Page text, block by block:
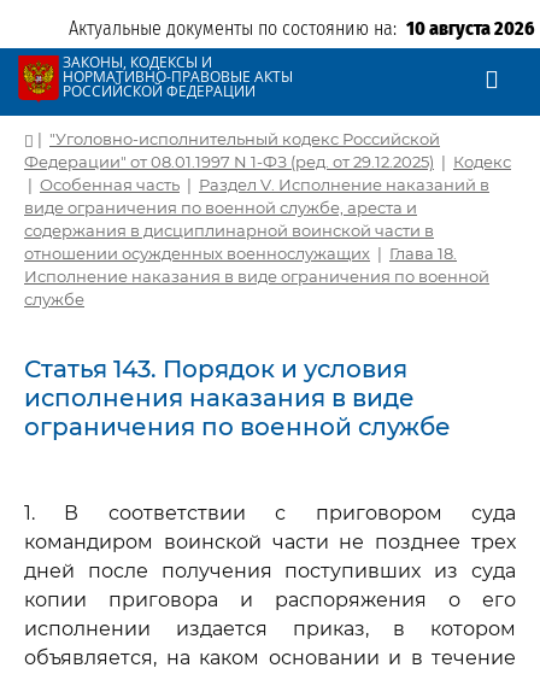
Актуальные документы по состоянию на: 10 августа 2026
ЗАКОНЫ, КОДЕКСЫ И
НОРМАТИВНО-ПРАВОВЫЕ АКТЫ
РОССИЙСКОЙ ФЕДЕРАЦИИ
| "Уголовно-исполнительный кодекс Российской
Федерации" от 08.01.1997 N 1-ФЗ (ред. от 29.12.2025) | Кодекс
| Особенная часть | Раздел V. Исполнение наказаний в
виде ограничения по военной службе, ареста и
содержания в дисциплинарной воинской части в
отношении осужденных военнослужащих | Глава 18.
Исполнение наказания в виде ограничения по военной
службе
Статья 143. Порядок и условия
исполнения наказания в виде
ограничения по военной службе
1. В соответствии с приговором суда
командиром воинской части не позднее трех
дней после получения поступивших из суда
копии приговора и распоряжения о его
исполнении издается приказ, в котором
объявляется, на каком основании и в течение